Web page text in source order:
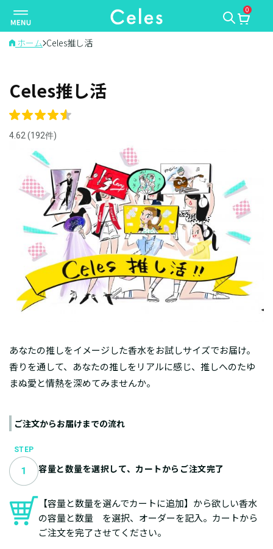
ナ
ビ
ゲ
ョ
を
切
0
ホーム Celes推し活
Celes推し活
4.62 (192件)
あなたの推しをイメージした香水をお試しサイズでお届け。
香りを通して、あなたの推しをリアルに感じ、推しへのたゆ
まぬ愛と情熱を深めてみませんか。
ご注文からお届けまでの流れ
STEP
容量と数量を選択して、カートからご注文完了
【容量と数量を選んでカートに追加】から欲しい香水
の容量と数量 を選択、オーダーを記入。カートから
ご注文を完了させてください。